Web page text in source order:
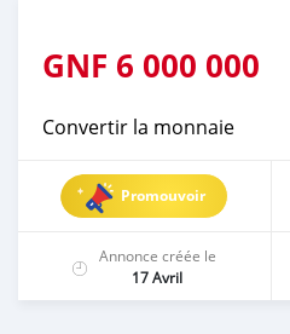
GNF 6 000 000
Convertir la monnaie
Promouvoir
Annonce créée le
17 Avril